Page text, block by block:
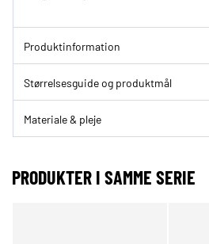
Produktinformation
Størrelsesguide og produktmål
Materiale & pleje
PRODUKTER I SAMME SERIE